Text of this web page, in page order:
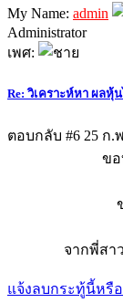
My Name: admin
Administrator
เพศ:
Re: วิเคราะห์หา ผลหุ้
ตอบกลับ #6 25 ก.
ข
จากพี่สาว
แจ้งลบกระทู้นี้หรื